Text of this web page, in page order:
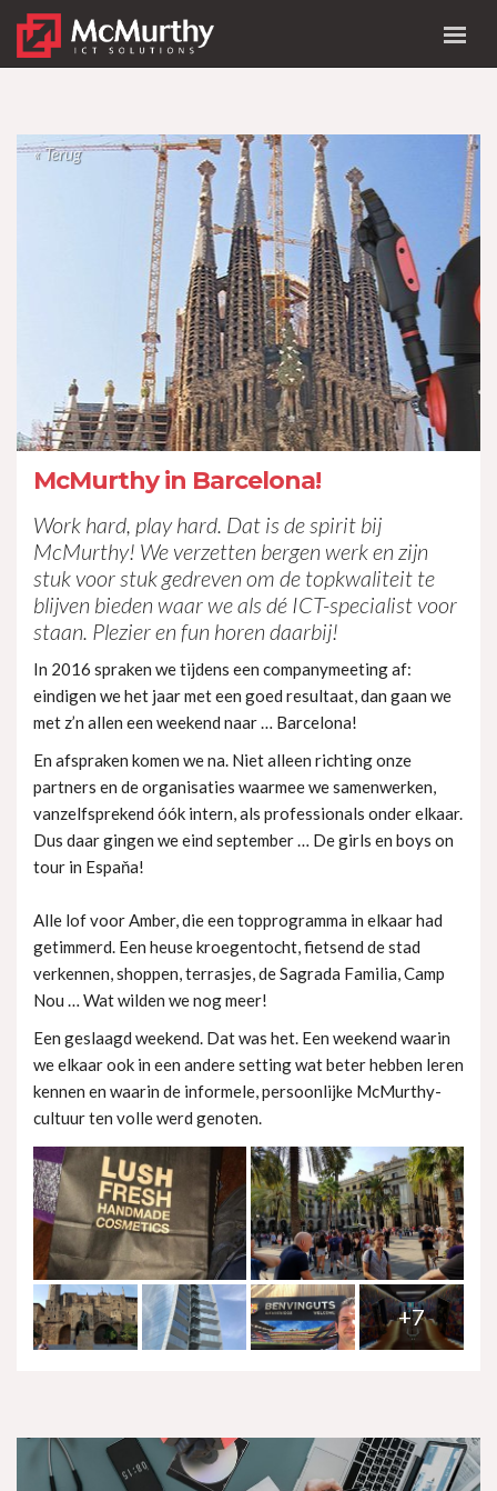
« Terug
McMurthy in Barcelona!
Work hard, play hard. Dat is de spirit bij
McMurthy! We verzetten bergen werk en zijn
stuk voor stuk gedreven om de topkwaliteit te
blijven bieden waar we als dé ICT-specialist voor
staan. Plezier en fun horen daarbij!
In 2016 spraken we tijdens een companymeeting af:
eindigen we het jaar met een goed resultaat, dan gaan we
met z’n allen een weekend naar … Barcelona!
En afspraken komen we na. Niet alleen richting onze
partners en de organisaties waarmee we samenwerken,
vanzelfsprekend óók intern, als professionals onder elkaar.
Dus daar gingen we eind september … De girls en boys on
tour in Espaňa!
Alle lof voor Amber, die een topprogramma in elkaar had
getimmerd. Een heuse kroegentocht, fietsend de stad
verkennen, shoppen, terrasjes, de Sagrada Familia, Camp
Nou … Wat wilden we nog meer!
Een geslaagd weekend. Dat was het. Een weekend waarin
we elkaar ook in een andere setting wat beter hebben leren
kennen en waarin de informele, persoonlijke McMurthy-
cultuur ten volle werd genoten.
+7
Lees meer »